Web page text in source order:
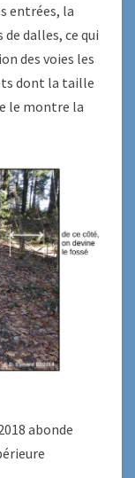
entrées, la
dalles, ce qui
des voies les
dont la taille
le montre la
abonde